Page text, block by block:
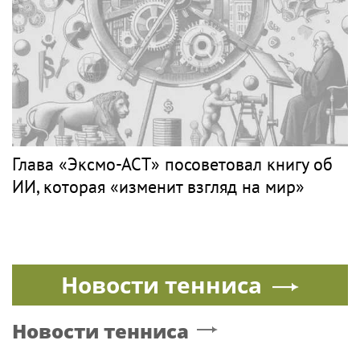
Глава «Эксмо-АСТ» посоветовал книгу об
ИИ, которая «изменит взгляд на мир»
Новости тенниса
Новости тенниса